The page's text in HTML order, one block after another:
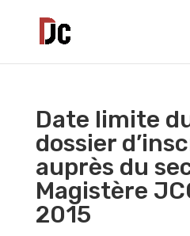
Date limite
dossier
auprès du
Magistère
2015